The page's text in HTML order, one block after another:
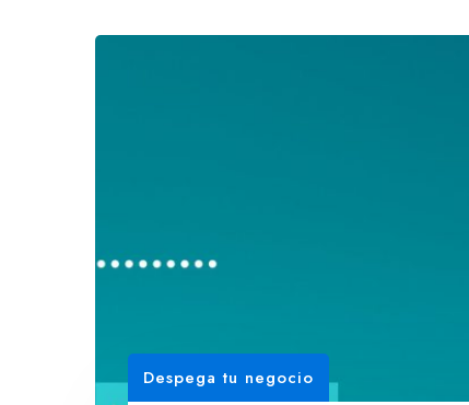
Despega tu negocio